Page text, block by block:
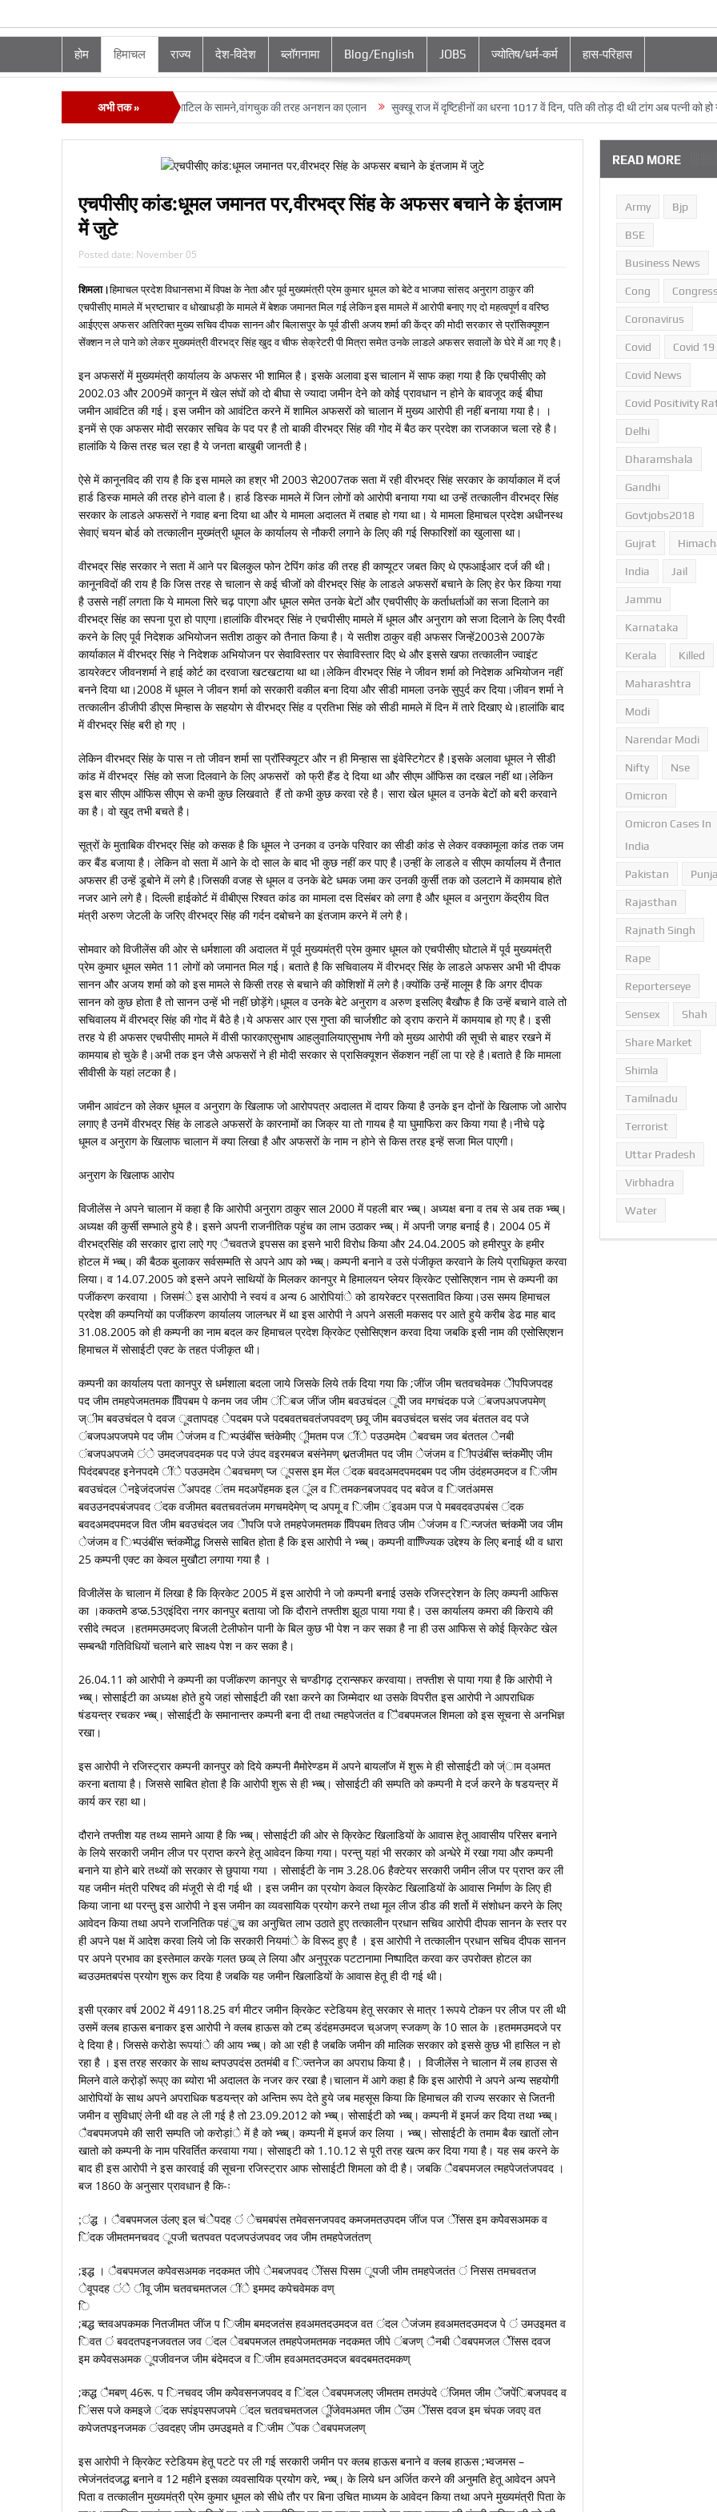
होम हिमाचल राज्य देश-विदेश ब्लॉगनामा Blog/English JOBS ज्‍योतिष/धर्म-कर्म हास-परिहास
अभी तक »
करतूतों का भंडा फोड़ा रजनी पाटिल के सामने,वांगचुक की तरह अनशन का एलान सुक्‍खू राज में दृष्टिहीनों का धरना 1017 वें दिन, पति की तोड़ दी थी टांग अब पत्‍नी को हो गया
एचपीसीए कांड:धूमल जमानत पर,वीरभद्र सिंह के अफसर बचाने के इंतजाम
में जुटे
Posted date: November 05
शिमला।हिमाचल प्रदेश विधानसभा में विपक्ष के नेता और पूर्व मुख्‍यमंत्री प्रेम कुमार धूमल को बेटे व भाजपा सांसद अनुराग ठाकुर की
एचपीसीए मामले में भ्रष्‍टाचार व धोखाधड़ी के मामले में बेशक जमानत मिल गई लेकिन इस मामले में आरोपी बनाए गए दो महत्‍वपूर्ण व वरिष्‍ठ
आईएएस अफसर अतिरिक्‍त मुख्‍य सचिव दीपक सानन और बिलासपुर के पूर्व डीसी अजय शर्मा की केंद्र की मोदी सरकार से प्रॉसिक्‍यूशन
सेंक्‍शन न ले पाने को लेकर मुख्‍यमंत्री वीरभद्र सिंह खुद व चीफ सेक्रेटरी पी मित्रा समेत उनके लाडले अफसर सवालों के घेरे में आ गए है।
इन अफसरों में मुख्‍यमंत्री कार्यालय के अफसर भी शामिल है। इसके अलावा इस चालान में साफ कहा गया है कि एचपीसीए को
2002.03 और 2009में कानून में खेल संघों को दो बीघा से ज्‍यादा जमीन देने को कोई प्रावधान न होने के बावजूद कई बीघा
जमीन आवंटित की गई। इस जमीन को आवंटित करने में शामिल अफसरों को चालान में मुख्‍य आरोपी ही नहीं बनाया गया है। ।
इनमें से एक अफसर मोदी सरकार सचिव के पद पर है तो बाकी वीरभद्र सिंह की गोद में बैठ कर प्रदेश का राजकाज चला रहे है।
हालांकि ये किस तरह चल रहा है ये जनता बाखुबी जानती है।
ऐसे में कानूनविद की राय है कि इस मामले का हश्र भी 2003 से2007तक सता में रही वीरभद्र सिंह सरकार के कार्याकाल में दर्ज
हार्ड डिस्‍क मामले की तरह होने वाला है। हार्ड डिस्‍क मामले में जिन लोगों को आरोपी बनाया गया था उन्‍हें तत्‍कालीन वीरभद्र सिंह
सरकार के लाडले अफसरों ने गवाह बना दिया था और ये मामला अदालत में तबाह हो गया था। ये मामला हिमाचल प्रदेश अधीनस्‍थ
सेवाएं चयन बोर्ड को तत्‍कालीन मुख्‍मंत्री धूमल के कार्यालय से नौकरी लगाने के लिए की गई सिफारिशों का खुलासा था।
वीरभद्र सिंह सरकार ने सता में आने पर बिलकुल फोन टेपिंग कांड की तरह ही काप्‍यूटर जबत किए थे एफआईआर दर्ज की थी।
कानूनविदों की राय है कि जिस तरह से चालान से कई चीजों को वीरभद्र सिंह के लाडले अफसरों बचाने के लिए हेर फेर किया गया
है उससे नहीं लगता कि ये मामला सिरे चढ़ पाएगा और धूमल समेत उनके बेटों और एचपीसीए के कर्ताधर्ताओं का सजा दिलाने का
वीरभद्र सिंह का सपना पूरा हो पाएगा।हालांकि वीरभद्र सिंह ने एचपीसीए मामले में धूमल और अनुराग को सजा दिलाने के लिए पैरवी
करने के लिए पूर्व निदेशक अभियोजन सतीश ठाकुर को तैनात किया है। ये सतीश ठाकुर वही अफसर जिन्‍हें2003से 2007के
कार्याकाल में वीरभद्र सिंह ने निदेशक अभियोजन पर सेवाविस्‍तार पर सेवाविस्‍तार दिए थे और इससे खफा तत्‍कालीन ज्‍वाइंट
डायरेक्‍टर जीवनशर्मा ने हाई कोर्ट का दरवाजा खटखटाया था था।लेकिन वीरभद्र सिंह ने जीवन शर्मा को निदेशक अभियोजन नहीं
बनने दिया था।2008 में धूमल ने जीवन शर्मा को सरकारी वकील बना दिया और सीडी मामला उनके सुपुर्द कर दिया।जीवन शर्मा ने
तत्‍कालीन डीजीपी डीएस मिन्‍हास के सहयोग से वीरभद्र सिंह व प्रतिभा सिंह को सीडी मामले में दिन में तारे दिखाए थे।हालांकि बाद
में वीरभद्र सिंह बरी हो गए ।
लेकिन वीरभद्र सिंह के पास न तो जीवन शर्मा सा प्रॉस्क्यिूटर और न ही मिन्‍हास सा इंवेस्टिगेटर है।इसके अलावा धूमल ने सीडी
कांड में वीरभद्र सिंह को सजा दिलवाने के लिए अफसरों को फ्री हैंड दे दिया था और सीएम ऑफिस का दखल नहीं था।लेकिन
इस बार सीएम ऑफिस सीएम से कभी कुछ लिखवाते हैं तो कभी कुछ करवा रहे है। सारा खेल धूमल व उनके बेटों को बरी करवाने
का है। वो खुद तभी बचते है।
सूत्रों के मुताबिक वीरभद्र सिंह को कसक है कि धूमल ने उनका व उनके परिवार का सीडी कांड से लेकर वक्‍कामूला कांड तक जम
कर बैंड बजाया है। लेकिन वो सता में आने के दो साल के बाद भी कुछ नहीं कर पाए है।उन्‍हीं के लाडले व सीएम कार्यालय में तैनात
अफसर ही उन्‍हें डूबोने में लगे है।जिसकी वजह से धूमल व उनके बेटे धमक जमा कर उनकी कुर्सी तक को उलटाने में कामयाब होते
नजर आने लगे है। दिल्‍ली हाईकोर्ट में वीबीएस रिश्‍वत कांड का मामला दस दिसंबर को लगा है और धूमल व अनुराग केंद्रीय वित
मंत्री अरुण जेटली के जरिए वीरभद्र सिंह की गर्दन दबोचने का इंतजाम करने में लगे है।
सोमवार को विजीलेंस की ओर से धर्मशाला की अदालत में पूर्व मुख्‍यमंत्री प्रेम कुमार धूमल को एचपीसीए घोटाले में पूर्व मुख्‍यमंत्री
प्रेम कुमार धूमल समेत 11 लोगों को जमानत मिल गई। बताते है कि सचिवालय में वीरभद्र सिंह के लाडले अफसर अभी भी दीपक
सानन और अजय शर्मा को को इस मामले से किसी तरह से बचाने की कोशिशों में लगे है।क्‍योंकि उन्‍हें मालूम है कि अगर दीपक
सानन को कुछ होता है तो सानन उन्‍हें भी नहीं छोड़ेंगे।धूमल व उनके बेटे अनुराग व अरुण इसलिए बैखौफ है कि उन्‍हें बचाने वाले तो
सचिवालय में वीरभद्र सिंह की गोद में बैठे है।ये अफसर आर एस गुप्‍ता की चार्जशीट को ड्राप कराने में कामयाब हो गए है। इसी
तरह ये ही अफसर एचपीसीए मामले में वीसी फारकाएसुभाष आहलुवालियाएसुभाष नेगी को मुख्‍य आरोपी की सूची से बाहर रखने में
कामयाब हो चुके है।अभी तक इन जैसे अफसरों ने ही मोदी सरकार से प्रासिक्‍यूशन सेंकशन नहीं ला पा रहे है।बताते है कि मामला
सीवीसी के यहां लटका है।
जमीन आवंटन को लेकर धूमल व अनुराग के खिलाफ जो आरोपपत्र अदालत में दायर किया है उनके इन दोनों के खिलाफ जो आरोप
लगाए है उनमें वीरभद्र सिंह के लाडले अफसरों के कारनामों का जिक्र या तो गायब है या घुमाफिरा कर किया गया है।नीचे पढ़े
धूमल व अनुराग के खिलाफ चालान में क्‍या लिखा है और अफसरों के नाम न होने से किस तरह इन्‍हें सजा मिल पाएगी।
अनुराग के खिलाफ आरोप
विजीलेंस ने अपने चालान में कहा है कि आरोपी अनुराग ठाकुर साल 2000 में पहली बार भ्च्ब्। अध्यक्ष बना व तब से अब तक भ्च्ब्।
अध्यक्ष की कुर्सी सम्भाले हुये है। इसने अपनी राजनीतिक पहुंच का लाभ उठाकर भ्च्ब्। में अपनी जगह बनाई है। 2004 05 में
वीरभद्रसिंह की सरकार द्वारा लाऐ गए ैचवतजे इपसस का इसने भारी विरोध किया और 24.04.2005 को हमीरपुर के हमीर
होटल में भ्च्ब्। की बैठक बुलाकर सर्वसम्मति से अपने आप को भ्च्ब्। कम्पनी बनाने व उसे पंजीकृत करवाने के लिये प्राधिकृत करवा
लिया। व 14.07.2005 को इसने अपने साथियों के मिलकर कानपुर मे हिमालयन प्लेयर क्रिकेट एसोसिएशन नाम से कम्पनी का
पजींकरण करवाया । जिसमंे इस आरोपी ने स्वयं व अन्य 6 आरोपियांे को डायरेक्टर प्रसतावित किया।उस समय हिमाचल
प्रदेश की कम्पनियों का पजींकरण कार्यालय जालन्धर में था इस आरोपी ने अपने असली मकसद पर आते हुये करीब डेढ माह बाद
31.08.2005 को ही कम्पनी का नाम बदल कर हिमाचल प्रदेश क्रिकेट एसोसिएशन करवा दिया जबकि इसी नाम की एसोसिएशन
हिमाचल में सोसाईटी एक्ट के तहत पंजीकृत थी।
कम्पनी का कार्यालय पता कानपुर से धर्मशाला बदला जाये जिसके लिये तर्क दिया गया कि ;जींज जीम चतवचवेमक ेीपपिजपदह
पद जीम तमहपेजमतमक वििपबम पे कनम जव जीम ंिबज जींज जीम बवउचंदल ूपेी जव मगचंदक पजे ंबजपअपजपमेण्
ज्ीम बवउचंदल पे दवज ूवतापदह ेपदबम पजे पदबवतचवतंजपवदण् छवू जीम बवउचंदल चसंद जव बंततल वद पजे
ंबजपअपजपमे पद जीम ेजंजम व िभ्पउंबींस च्तंकेमीए ूीमतम पज ींे पउउमदेम ेबवचम जव बंततल ेनबी
ंबजपअपजमे ंे उमदजपवदमक पद पजे उंपद वइरमबज बसंनेमण् थ्नतजीमत पद जीम ेजंजम व िीपउंबींस च्तंकमेीए जीम
पिदंदबपदह इनेनपदमेे ींे पउउमदेम ेबवचमण् प्ज ूपसस इम मेंल ंदक बवदअमदपमदबम पद जीम उंदंहमउमदज व िजीम
बवउचंदल ेनइेजंदजपंस ेंअपदह ंतम मदअपेंहमक इल ूंल व ितमकनबजपवद पद बवेज व िजतंअमस
बवउउनदपबंजपवद ंदक वजीमत बवतचवतंजम मगचमदेमेण् प्द अपमू व िजीम ंइवअम पज पे मबवदवउपबंस ंदक
बवदअमदपमदज वित जीम बवउचंदल जव ेीपजि पजे तमहपेजमतमक वििपबम तिवउ जीम ेजंजम व िन्जजंत च्तंकमेी जव जीम
ेजंजम व िभ्पउंबींस च्तंकमेीद्ध जिससे साबित होता है कि इस आरोपी ने भ्च्ब्। कम्पनी वाण्ज्यििक उद्देश्य के लिए बनाई थी व धारा
25 कम्पनी एक्ट का केवल मुखौटा लगाया गया है ।
विजीलेंस के चालान में लिखा है कि क्रिकेट 2005 में इस आरोपी ने जो कम्पनी बनाई उसके रजिस्ट्रेशन के लिए कम्पनी आफिस
का ।ककतमेे डप्ळ.53एइंदिरा नगर कानपुर बताया जो कि दौराने तफ्तीश झूठा पाया गया है। उस कार्यालय कमरा की किराये की
रसीदे त्मदज ।हतममउमदजए बिजली टेलीफोन पानी के बिल कुछ भी पेश न कर सका है ना ही उस आफिस से कोई क्रिकेट खेल
सम्बन्धी गतिविधियों चलाने बारे साक्ष्य पेश न कर सका है।
26.04.11 को आरोपी ने कम्पनी का पजींकरण कानपुर से चण्डीगढ़ ट्रान्सफर करवाया। तफ्तीश से पाया गया है कि आरोपी ने
भ्च्ब्। सोसाईटी का अध्यक्ष होते हुये जहां सोसाईटी की रक्षा करने का जिम्मेदार था उसके विपरीत इस आरोपी ने आपराधिक
षंडयन्त्र रचकर भ्च्ब्। सोसाईटी के समानान्तर कम्पनी बना दी तथा त्महपेजतंत व िैवबपमजल शिमला को इस सूचना से अनभिज्ञ
रखा।
इस आरोपी ने रजिस्ट्रार कम्पनी कानपुर को दिये कम्पनी मैमोरेण्डम में अपने बायलाॅज में शुरू मे ही सोसाईटी को ज्ंाम व्अमत
करना बताया है। जिससे साबित होता है कि आरोपी शुरू से ही भ्च्ब्। सोसाईटी की सम्पति को कम्पनी मे दर्ज करने के षडयन्त्र में
कार्य कर रहा था।
दौराने तफ्तीश यह तथ्य सामने आया है कि भ्च्ब्। सोसाईटी की ओर से क्रिकेट खिलाडियों के आवास हेतू आवासीय परिसर बनाने
के लिये सरकारी जमीन लीज पर प्राप्त करने हेतू आवेदन किया गया। परन्तु यहां भी सरकार को अन्धेरे में रखा गया और कम्पनी
बनाने या होने बारे तथ्यों को सरकार से छुपाया गया । सोसाईटी के नाम 3.28.06 हैक्टेयर सरकारी जमीन लीज पर प्राप्त कर ली
यह जमीन मंत्री परिषद की मंजूरी से दी गई थी । इस जमीन का प्रयोग केवल क्रिकेट खिलाडियों के आवास निर्माण के लिए ही
किया जाना था परन्तु इस आरोपी ने इस जमीन का व्यवसायिक प्रयोग करने तथा मूल लीज डीड की शर्तो में संशोधन करने के लिए
आवेदन किया तथा अपने राजनितिक पहंुच का अनुचित लाभ उठाते हुए तत्कालीन प्रधान सचिव आरोपी दीपक सानन के स्तर पर
ही अपने पक्ष में आदेश करवा लिये जो कि सरकारी नियमांे के विरूद हुए है । इस आरोपी ने तत्कालीन प्रधान सचिव दीपक सानन
पर अपने प्रभाव का इस्तेमाल करके गलत छव्ब् ले लिया और अनुपूरक पटटानामा निष्पादित करवा कर उपरोक्त होटल का
ब्वउउमतबपंस प्रयोग शुरू कर दिया है जबकि यह जमीन खिलाडियों के आवास हेतू ही दी गई थी।
इसी प्रकार वर्ष 2002 में 49118.25 वर्ग मीटर जमीन क्रिकेट स्टेडियम हेतू सरकार से मात्र 1रूपये टोकन पर लीज पर ली थी
उसमें क्लब हाऊस बनाकर इस आरोपी ने क्लब हाऊस को टब्प् डंदंहमउमदज च्अजण् स्जकण् के 10 साल के ।हतममउमदजे पर
दे दिया है। जिससे करोडेा रूपयांे की आय भ्च्ब्। को आ रही है जबकि जमीन की मालिक सरकार को इससे कुछ भी हासिल न हो
रहा है । इस तरह सरकार के साथ ब्तपउपदंस ठतमंबी व िज्तनेज का अपराध किया है। । विजीलेंस ने चालान में लब हाउस से
मिलने वाले करो़ड़ों रूप्ए का ब्योरा भी अदालत के नजर कर रखा है।चालान में आगे कहा है कि इस आरोपी ने अपने अन्य सहयोगी
आरोपियों के साथ अपने अपराधिक षडयन्त्र को अन्तिम रूप देते हुये जब महसूस किया कि हिमाचल की राज्य सरकार से जितनी
जमीन व सुविधाएं लेनी थी वह ले ली गई है तो 23.09.2012 को भ्च्ब्। सोसाईटी को भ्च्ब्। कम्पनी में इमर्ज कर दिया तथा भ्च्ब्।
ैवबपमजपमे की सारी सम्पति जो करोड़ांे में है को भ्च्ब्। कम्पनी में इमर्ज कर लिया । भ्च्ब्। सोसाईटी के तमाम बैक खातों लोन
खातो को कम्पनी के नाम परिवर्तित करवाया गया। सोसाइटी को 1.10.12 से पूरी तरह खत्म कर दिया गया है। यह सब करने के
बाद ही इस आरोपी ने इस कारवाई की सूचना रजिस्ट्रार आफ सोसाईटी शिमला को दी है। जबकि ैवबपमजल त्महपेजतंजपवद ।
बज 1860 के अनुसार प्रावधान है कि-ः
;ंद्ध । ैवबपमजल उंलए इल चंेेपदह ं ेचमबपंस तमेवसनजपवद कमजमतउपदम जींज पज ेींसस इम कपेेवसअमक व
िंदक जीमतमनचवद ूपजी चतपवत पदजपउंजपवद जव जीम तमहपेजतंतण्
;इद्ध । ैवबपमजल कपेेवसअमक नदकमत जीपे ेमबजपवद ेींसस पिसम ूपजी जीम तमहपेजतंत ं निसस तमचवतज
ेवूपदह ंे ीवू जीम चतवचमतजल ींे इममद कपेचवेमक वण्
ि
;बद्ध च्तवअपकमक नितजीमत जींज प िजीम बमदजतंस हवअमतदउमदज वत ंदल ेजंजम हवअमतदउमदज पे ं उमउइमत व
िवत ं बवदतपइनजवतल जव ंदल ेवबपमजल तमहपेजमतमक नदकमत जीपे ंबजण् ैनबी ेवबपमजल ेींसस दवज
इम कपेेवसअमक ूपजीवनज जीम बंदेमदज व िजीम हवअमतदउमदज बवदबमतदमकण्
;कद्ध ैमबण् 46रू. प िनचवद जीम कपेेवसनजपवद व िंदल ेवबपमजलए जीमतम तमउंपदे ंजिमत जीम ेंजपेंिबजपवद व
िंसस पजे कमइजे ंदक सपंइपसपजपमे ंदल चतवचमतजल ूींजेवमअमत जीम ेंउम ेींसस दवज इम चंपक जवए वत
कपेजतपइनजमक ंउवदहए जीम उमउइमते व िजीम ेंपक ेवबपमजलण्
इस आरोपी ने क्रिकेट स्टेडियम हेतू पटटे पर ली गई सरकारी जमीन पर क्लब हाऊस बनाने व क्लब हाऊस ;भ्वजमस –
त्मेजंनतंदजद्ध बनाने व 12 महीने इसका व्यवसायिक प्रयोग करे, भ्च्ब्। के लिये धन अर्जित करने की अनुमति हेतू आवेदन अपने
पिता व तत्कालीन मुख्यमंत्री प्रेम कुमार धूमल को सीधे तौर पर बिना उचित माध्यम के आवेदन किया तथा अपने मुख्यमंत्री पिता के
READ MORE
Army Bjp
BSE
Business News
Cong Congress
Coronavirus
Covid Covid 19
Covid News
Covid Positivity
Delhi
Dharamshala
Gandhi
Govtjobs2018
Gujrat
India Jail
Jammu
Karnataka
Kerala Killed
Maharashtra
Modi
Narendar Modi
Nifty Nse
Omicron
Omicron Cases In
India
Pakistan
Rajasthan
Rajnath Singh
Rape
Reporterseye
Sensex Shah
Share Market
Shimla
Tamilnadu
Terrorist
Uttar Pradesh
Virbhadra
Water